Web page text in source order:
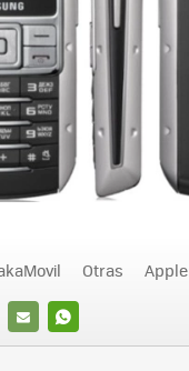
E-
WHATSAPP
Otras Apple